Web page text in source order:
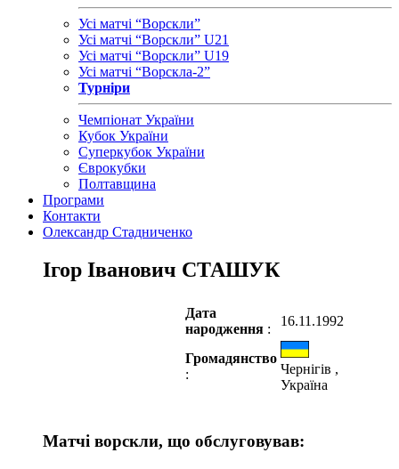
Усі матчі “Ворскли”
Усі матчі “Ворскли” U21
Усі матчі “Ворскли” U19
Усі матчі “Ворскла-2”
Турніри
Чемпіонат України
Кубок України
Суперкубок України
Єврокубки
Полтавщина
Програми
Контакти
Олександр Стадниченко
Ігор Іванович СТАШУК
Дата
народження :
16.11.1992
Громадянство
:
Чернігів ,
Україна
Матчі ворскли, що обслуговував: